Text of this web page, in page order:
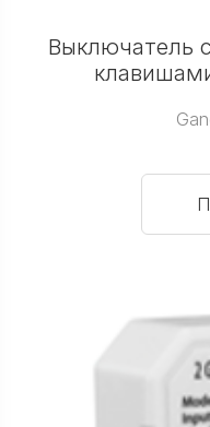
Выключатель